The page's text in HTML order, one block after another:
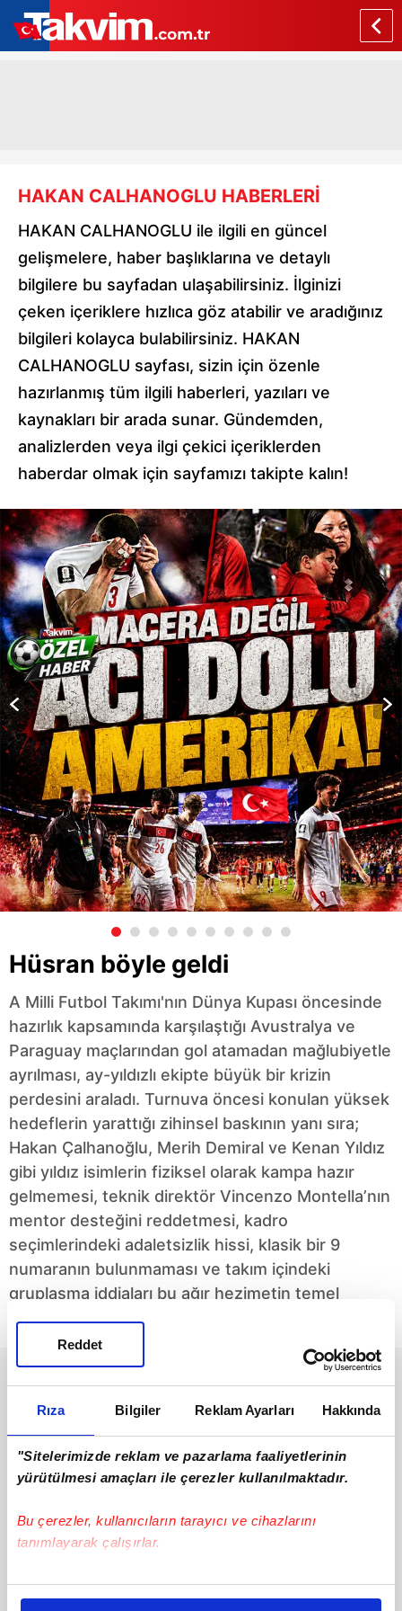
Rıza Bilgiler Reklam Ayarları Hakkında
"Sitelerimizde reklam ve pazarlama faaliyetlerinin
yürütülmesi amaçları ile çerezler kullanılmaktadır.
Bu çerezler, kullanıcıların tarayıcı ve cihazlarını
tanımlayarak çalışırlar.
Bu çerezlere izin vermeniz halinde sizlere özel
Reddet
HAKAN CALHANOGLU HABERLERİ
HAKAN CALHANOGLU ile ilgili en güncel
gelişmelere, haber başlıklarına ve detaylı
bilgilere bu sayfadan ulaşabilirsiniz. İlginizi
çeken içeriklere hızlıca göz atabilir ve aradığınız
bilgileri kolayca bulabilirsiniz. HAKAN
CALHANOGLU sayfası, sizin için özenle
hazırlanmış tüm ilgili haberleri, yazıları ve
kaynakları bir arada sunar. Gündemden,
analizlerden veya ilgi çekici içeriklerden
haberdar olmak için sayfamızı takipte kalın!
Hüsran böyle geldi
A Milli Futbol Takımı'nın Dünya Kupası öncesinde
hazırlık kapsamında karşılaştığı Avustralya ve
Paraguay maçlarından gol atamadan mağlubiyetle
ayrılması, ay-yıldızlı ekipte büyük bir krizin
perdesini araladı. Turnuva öncesi konulan yüksek
hedeflerin yarattığı zihinsel baskının yanı sıra;
Hakan Çalhanoğlu, Merih Demiral ve Kenan Yıldız
gibi yıldız isimlerin fiziksel olarak kampa hazır
gelmemesi, teknik direktör Vincenzo Montella’nın
mentor desteğini reddetmesi, kadro
seçimlerindeki adaletsizlik hissi, klasik bir 9
numaranın bulunmaması ve takım içindeki
gruplaşma iddiaları bu ağır hezimetin temel
nedenleri olarak öne çıktı.
Galatasaray için Hakan
Çalhanoğlu gerçeği
Ara transfer dönemi
Galatasaray’da transfer
gündemi yoğunlaşırken,
#Galatasaray
Inter Hakan'ın
sözleşmesini uzatacak
isimlerinden biri haline
gelen Hakan Çalhanoğlu
#Inter